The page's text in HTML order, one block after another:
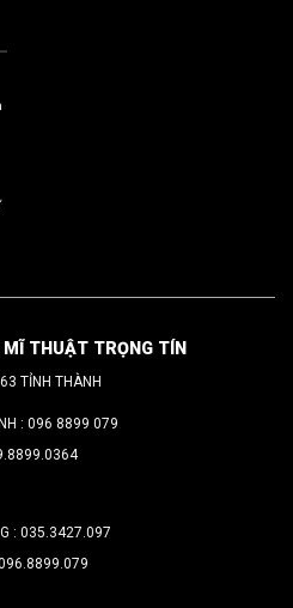
THUẬT TRỌNG TÍN
TỈNH THÀNH
: 096 8899 079
: 035.3427.097